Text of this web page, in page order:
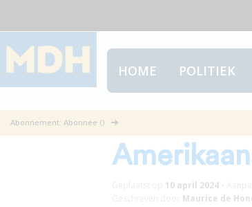
HOME POLITIEK
Abonnement: Abonnee ()
Senator
10 april 2024•
Maurice de